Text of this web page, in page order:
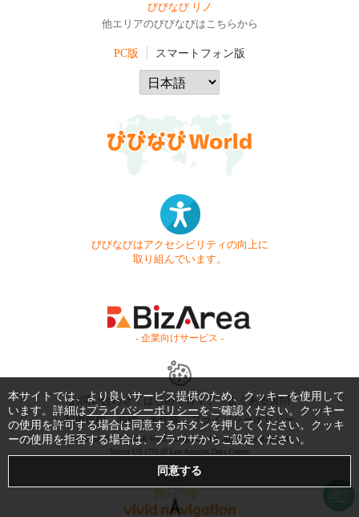
びびなび リノ
他エリアのびびなびはこちらから
PC版 スマートフォン版
びびなびはアクセシビリティの向上に
取り組んでいます。
- 企業向けサービス -
お問い合わせ はじめてガイド
よくある質問
利用規約
商標・著作権 プライバシーポリシー
Copyright © 1999-2026 Vivid Navigation, Inc. All Rights Reserved.
Server US (75) @ Los Angeles Data Center
本サイトでは、より良いサービス提供のため、クッキーを使用して
います。詳細はプライバシーポリシーをご確認ください。クッキー
の使用を許可する場合は同意するボタンを押してください。クッキ
ーの使用を拒否する場合は、ブラウザからご設定ください。